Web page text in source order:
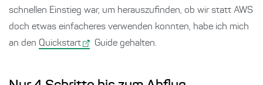
schnellen Einstieg war, um herauszufinden, ob wir statt AWS
doch etwas einfacheres verwenden konnten, habe ich mich
an den Quickstart Guide gehalten.